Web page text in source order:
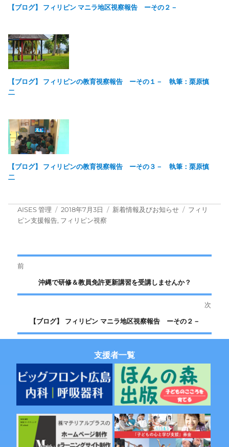
【ブログ】 フィリピン マニラ地区視察報告 ーその２－
【ブログ】 フィリピンの教育視察報告 ーその１－ 執筆：栗原慎
二
【ブログ】 フィリピンの教育視察報告 ーその３－ 執筆：栗原慎
二
投
稿
AISES 管理
投
稿
2018年7月3日
カ
新着情報及びお知らせ
タ
フィリ
ピン支援報告, フィリピン視察
投
ビ
ー
シ
ョ
前
の
沖縄で研修＆教員免許更新講習を受講しませんか？
次
の
稿:
【ブログ】 フィリピン マニラ地区視察報告 ーその２－
支援者一覧